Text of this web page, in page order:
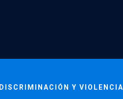
DISCRIMINACIÓN Y VIOLENCIA